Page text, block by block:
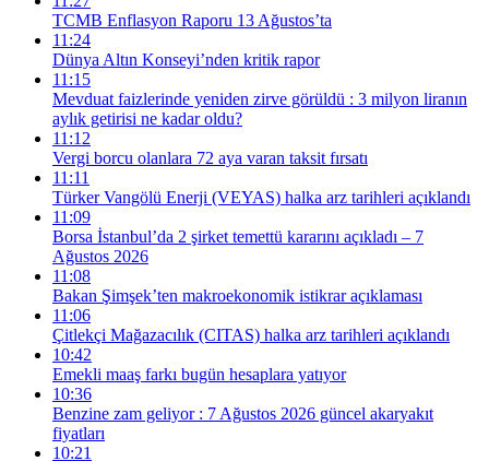
TCMB Enflasyon Raporu 13 Ağustos’ta
11:24
Dünya Altın Konseyi’nden kritik rapor
11:15
Mevduat faizlerinde yeniden zirve görüldü : 3 milyon liranın
aylık getirisi ne kadar oldu?
11:12
Vergi borcu olanlara 72 aya varan taksit fırsatı
11:11
Türker Vangölü Enerji (VEYAS) halka arz tarihleri açıklandı
11:09
Borsa İstanbul’da 2 şirket temettü kararını açıkladı – 7
Ağustos 2026
11:08
Bakan Şimşek’ten makroekonomik istikrar açıklaması
11:06
Çitlekçi Mağazacılık (CITAS) halka arz tarihleri açıklandı
10:42
Emekli maaş farkı bugün hesaplara yatıyor
10:36
Benzine zam geliyor : 7 Ağustos 2026 güncel akaryakıt
fiyatları
10:21